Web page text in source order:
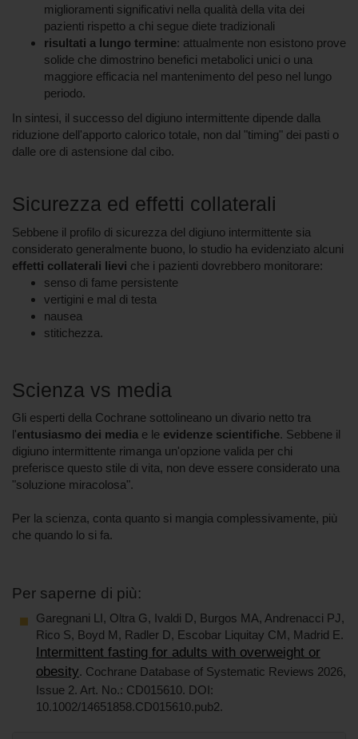
miglioramenti significativi nella qualità della vita dei
pazienti rispetto a chi segue diete tradizionali
risultati a lungo termine: attualmente non esistono prove
solide che dimostrino benefici metabolici unici o una
maggiore efficacia nel mantenimento del peso nel lungo
periodo.
In sintesi, il successo del digiuno intermittente dipende dalla
riduzione dell'apporto calorico totale, non dal "timing" dei pasti o
dalle ore di astensione dal cibo.
Sicurezza ed effetti collaterali
Sebbene il profilo di sicurezza del digiuno intermittente sia
considerato generalmente buono, lo studio ha evidenziato alcuni
effetti collaterali lievi che i pazienti dovrebbero monitorare:
senso di fame persistente
vertigini e mal di testa
nausea
stitichezza.
Scienza vs media
Gli esperti della Cochrane sottolineano un divario netto tra
l'entusiasmo dei media e le evidenze scientifiche. Sebbene il
digiuno intermittente rimanga un'opzione valida per chi
preferisce questo stile di vita, non deve essere considerato una
"soluzione miracolosa".
Per la scienza, conta quanto si mangia complessivamente, più
che quando lo si fa.
Per saperne di più:
Garegnani LI, Oltra G, Ivaldi D, Burgos MA, Andrenacci PJ,
Rico S, Boyd M, Radler D, Escobar Liquitay CM, Madrid E.
Intermittent fasting for adults with overweight or
obesity. Cochrane Database of Systematic Reviews 2026,
Issue 2. Art. No.: CD015610. DOI:
10.1002/14651858.CD015610.pub2.